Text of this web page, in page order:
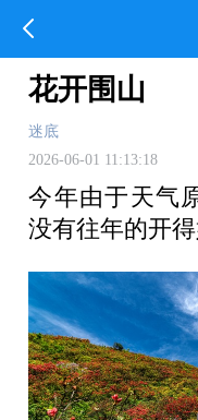
花开围山
迷底
2026-06-01 11:13:18
今年由于天气
没有往年的开